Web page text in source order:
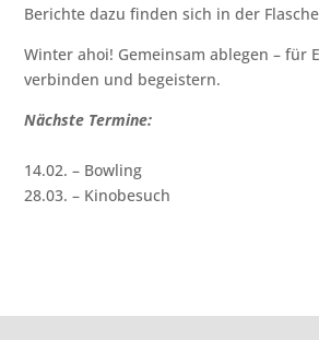
Berichte dazu finden sich in der
Winter ahoi! Gemeinsam ablegen – für
verbinden und begeistern.
Nächste Termine:
14.02. – Bowling
28.03. – Kinobesuch